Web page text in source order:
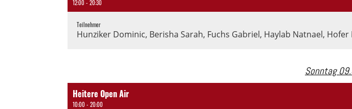
12:00 - 20:30
Teilnehmer
Hunziker Dominic, Berisha Sarah, Fuchs Gabriel, Haylab Natnael,
Sonntag
Heitere Open Air
10:00 - 20:00